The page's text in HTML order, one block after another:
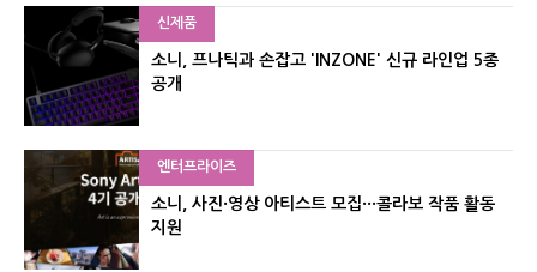
신제품
소니, 프나틱과 손잡고 'INZONE' 신규 라인업 5종
공개
엔터프라이즈
소니, 사진·영상 아티스트 모집···콜라보 작품 활동
지원